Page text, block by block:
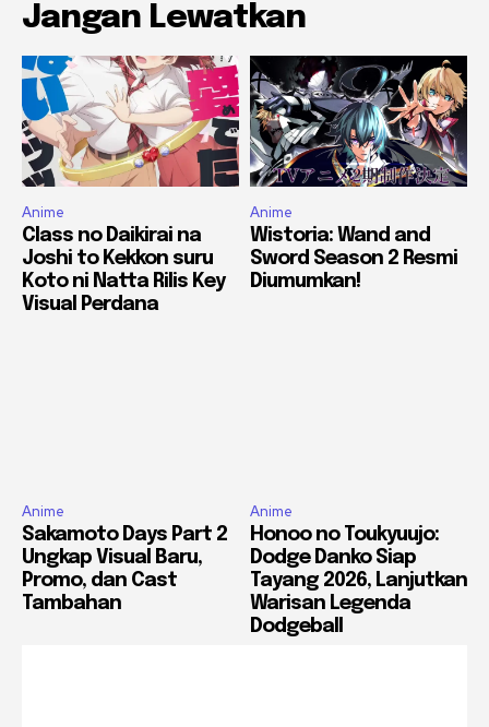
Jangan Lewatkan
Anime
Class no Daikirai na
Joshi to Kekkon suru
Koto ni Natta Rilis Key
Visual Perdana
Anime
Wistoria: Wand and
Sword Season 2 Resmi
Diumumkan!
Anime
Sakamoto Days Part 2
Ungkap Visual Baru,
Promo, dan Cast
Tambahan
Anime
Honoo no Toukyuujo:
Dodge Danko Siap
Tayang 2026, Lanjutkan
Warisan Legenda
Dodgeball